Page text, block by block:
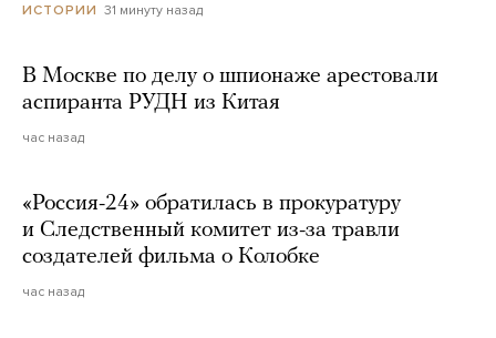
ИСТОРИИ 31 минуту назад
В Москве по делу о шпионаже арестовали
аспиранта РУДН из Китая
час назад
«Россия-24» обратилась в прокуратуру
и Следственный комитет из-за травли
создателей фильма о Колобке
час назад